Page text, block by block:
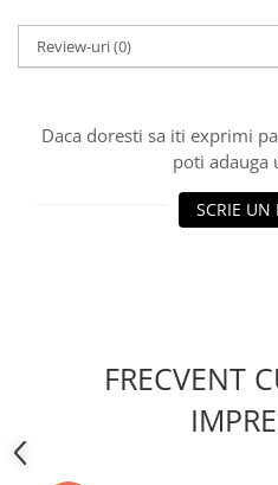
Filtre combustibil
Filtre habitaclu
Filtre epurator
Cablu frana de mana
Bujii incandescente
Review-uri(0)
Daca doresti sa iti exprimi
poti adauga
SCRIE UN
FRECVENT